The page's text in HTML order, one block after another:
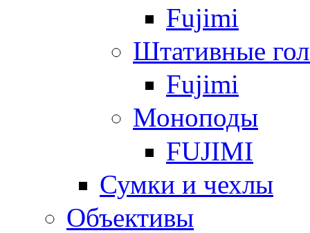
Fujimi
Штативные
Fujimi
Моноподы
FUJIMI
Сумки и чехлы
Объективы